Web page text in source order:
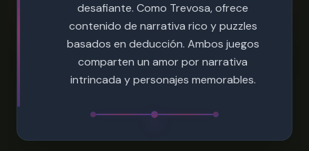
desafiante. Como Trevosa, ofrece
contenido de narrativa rico y puzzles
basados en deducción. Ambos juegos
comparten un amor por narrativa
intrincada y personajes memorables.